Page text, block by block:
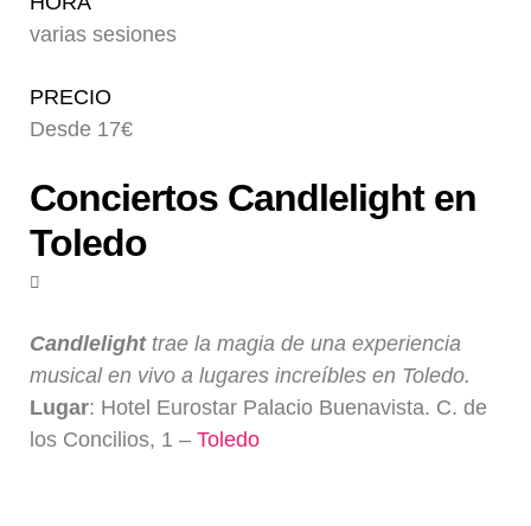
Blog
varias sesiones
PRECIO
Desde 17€
Conciertos Candlelight en
Toledo
Candlelighttrae la magia de una experiencia
musical en vivo a lugares increíbles en Toledo.
Lugar: Hotel Eurostar Palacio Buenavista. C. de
los Concilios, 1 –Toledo